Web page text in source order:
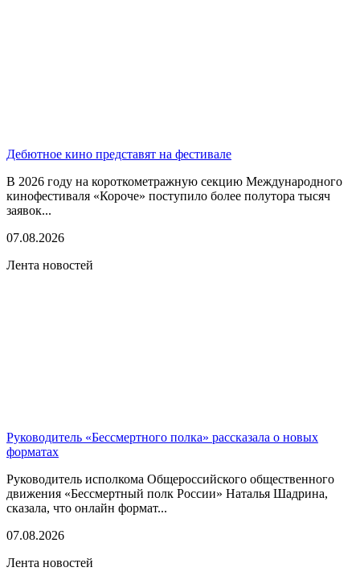
Дебютное кино представят на фестивале
В 2026 году на короткометражную секцию Международного
кинофестиваля «Короче» поступило более полутора тысяч
заявок...
07.08.2026
Лента новостей
Руководитель «Бессмертного полка» рассказала о новых
форматах
Руководитель исполкома Общероссийского общественного
движения «Бессмертный полк России» Наталья Шадрина,
сказала, что онлайн формат...
07.08.2026
Лента новостей